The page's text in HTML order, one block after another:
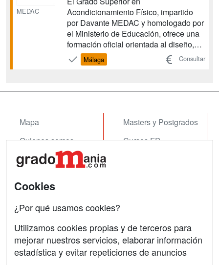
MEDAC
Acondicionamiento Físico, impartido
por Davante MEDAC y homologado por
el Ministerio de Educación, ofrece una
formación oficial orientada al diseño,
planificación y dirección de actividades
físico-deportivas adaptadas a las
Málaga Consultar
Mapa
Quienes somos
Tarifas publicidad
Masters y Postgrados
Cursos FP
Contactar
Confidencialidad
SÍGUENOS EN:
Cookies
¿Por qué usamos cookies?
Utilizamos cookies propias y de terceros para
mejorar nuestros servicios, elaborar información
estadística y evitar repeticiones de anuncios